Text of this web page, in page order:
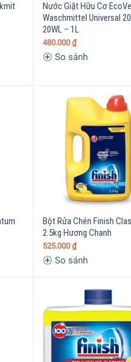
Nước Giặt Hữu Cơ
Waschmittel Universal
20WL – 1L
480.000₫
So sánh
Bột Rửa Chén Finish
2.5kg Hương Chanh
525.000₫
So sánh